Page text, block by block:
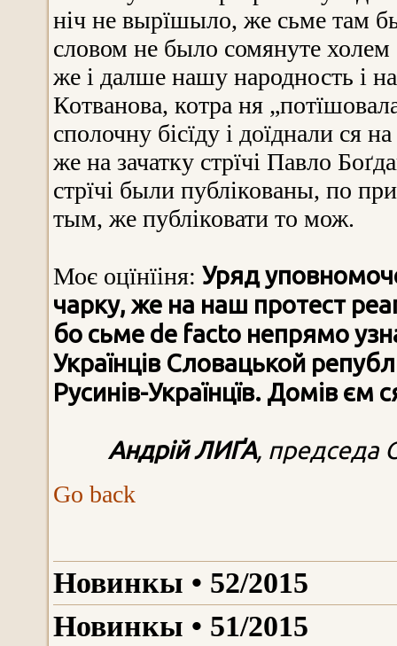
ніч не вырїшыло, же сьме там
словом не было сомянуте холем
же і далше нашу народность і
Котванова, котра ня
сполочну бісїду і доїднали ся
же на зачатку стрїчі Павло
стрїчі были публікованы, по
тым, же публіковати то мож.
Моє оцїнїіня: Уряд
чарку, же на наш протест
бо сьме de facto непрямо
Українців Словацькой
Русинів-Українцїв. Домів єм
Андрій ЛИҐА, председа
Go back
Новинкы • 52/2015
Новинкы • 51/2015